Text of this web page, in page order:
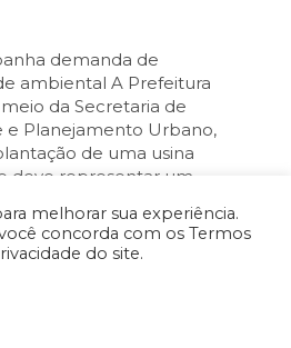
demanda de
ambiental A Prefeitura
da Secretaria de
e Planejamento Urbano,
de uma usina
deve representar um
R$ 1,5 milhão aos
A obra encontra-se em
melhorar sua experiência.
concorda com os Termos
do site.